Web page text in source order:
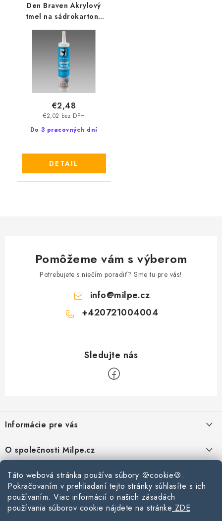
Táto webová stránka používa súbory 🍪cookie🍪.
Pokračovaním v prehliadaní tejto stránky súhlasíte s ich
používaním. Viac informácií o našich zásadách
používania súborov cookie nájdete na stránke ZDE
Den Braven Akrylový
tmel na sádrokartony
280 ml bílá
Do 3 pracovných dní
€2,02 bez DPH
€2,48
DETAIL
Pomôžeme vám s výberom
Potrebujete s niečím poradiť? Sme tu pre vás!
info@milpe.cz
+420721004004
p
ä
t
Informácie pre vás
Reklamace a vrácení zboží
Zásady používania súborov cookie
Podmínky ochrany osobních údajů
Obchodní podmínky
O společnosti Milpe.cz
Často sa nás pýtate
O spoločnosti Milpe
Kontakty
Kontaktné informácie
Stavebný blog